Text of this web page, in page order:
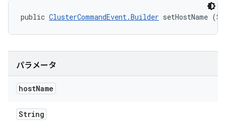
public ClusterCommandEvent.Builder setHostName
パラメータ
hostName
String